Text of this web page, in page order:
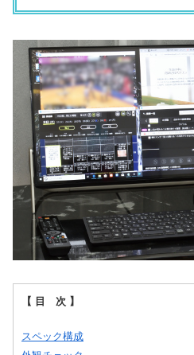
【 目 次 】
スペック構成